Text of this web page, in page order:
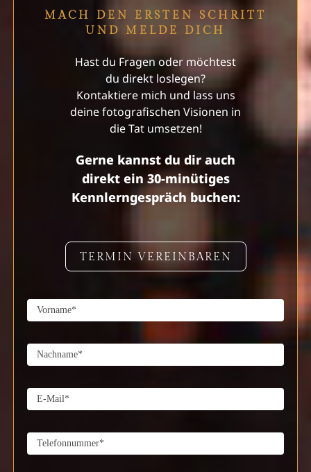
MACH DEN ERSTEN SCHRITT
UND MELDE DICH
Hast du Fragen oder möchtest
du direkt loslegen?
Kontaktiere mich und lass uns
deine fotografischen Visionen in
die Tat umsetzen!
Gerne kannst du dir auch
direkt ein 30-minütiges
Kennlerngespräch buchen:
TERMIN VEREINBAREN